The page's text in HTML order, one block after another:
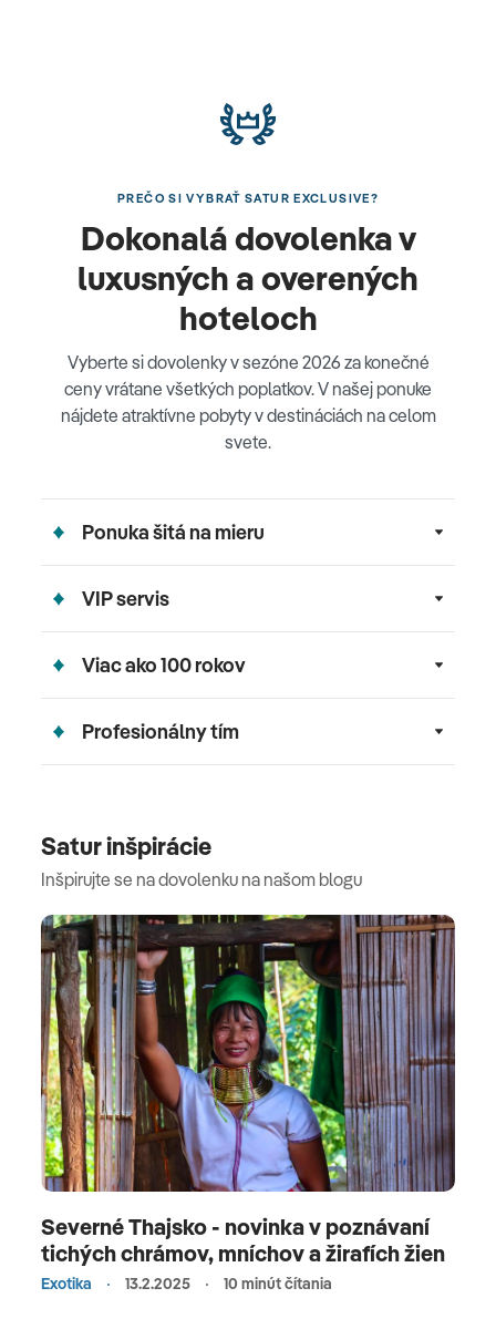
PREČO SI VYBRAŤ SATUR EXCLUSIVE?
Dokonalá dovolenka v
luxusných a overených
hoteloch
Vyberte si dovolenky v sezóne 2026 za konečné
ceny vrátane všetkých poplatkov. V našej ponuke
nájdete atraktívne pobyty v destináciách na celom
svete.
Ponuka šitá na mieru
VIP servis
Viac ako 100 rokov
Profesionálny tím
Satur inšpirácie
Inšpirujte se na dovolenku na našom blogu
Severné Thajsko - novinka v poznávaní
tichých chrámov, mníchov a žirafích žien
Exotika 13.2.2025 10 minút čítania